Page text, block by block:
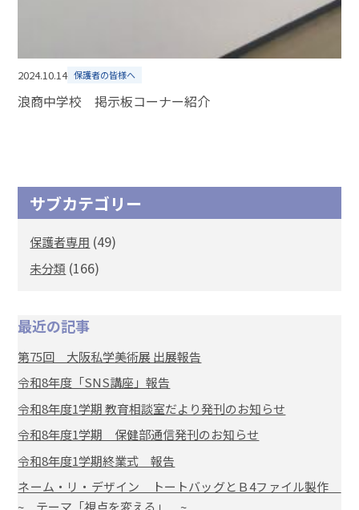
2024.10.14 保護者の皆様へ
浪商中学校 掲示板コーナー紹介
サブカテゴリー
保護者専用 (49)
未分類 (166)
最近の記事
第75回 大阪私学美術展 出展報告
令和8年度「SNS講座」報告
令和8年度1学期 教育相談室だより発刊のお知らせ
令和8年度1学期 保健部通信発刊のお知らせ
令和8年度1学期終業式 報告
ネーム・リ・デザイン トートバッグとＢ4ファイル製作
~ テーマ「視点を変える」 ~